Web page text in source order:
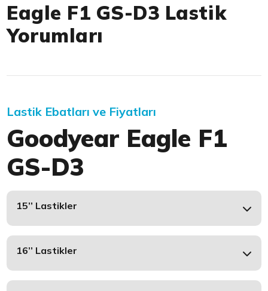
Eagle F1 GS-D3 Lastik
Yorumları
Lastik Ebatları ve Fiyatları
Goodyear Eagle F1
GS-D3
15’’ Lastikler
16’’ Lastikler